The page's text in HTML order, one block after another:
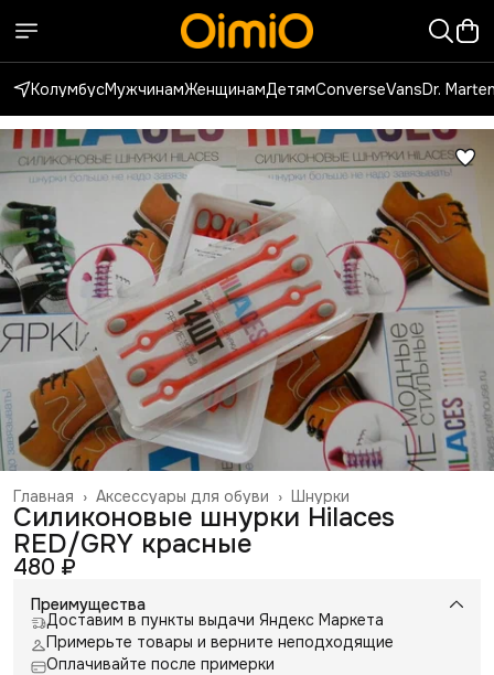
КолумбусМужчинамЖенщинамДетямConverseVansDr.
Шнурки
Аксессуары для обуви ›
Главная ›
Силиконовые шнурки Hilaces
RED/GRY красные
480 ₽
Преимущества
Доставим в пункты выдачи Яндекс Маркета
Примерьте товары и верните неподходящие
Оплачивайте после примерки